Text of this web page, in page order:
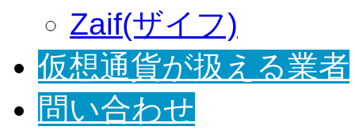
Zaif(ザイフ)
仮想通貨が扱える業者
問い合わせ